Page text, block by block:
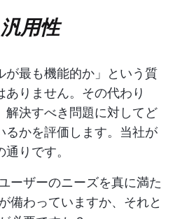
用性
が最も機能的か」という質
ありません。その代わり
解決すべき問題に対してど
るかを評価します。当社が
りです。
ユーザーのニーズを真に満た
備わっていますか、それと